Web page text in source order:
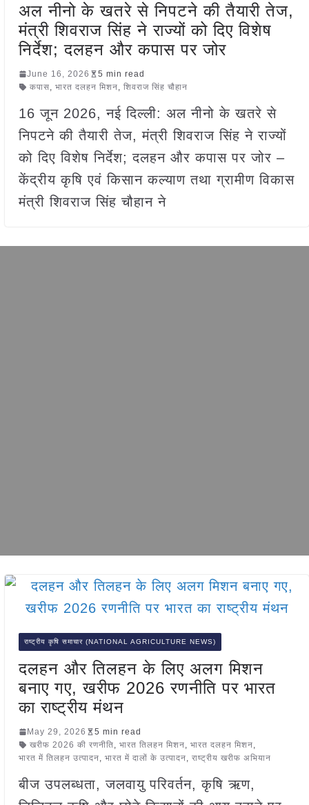
अल नीनो के खतरे से निपटने की तैयारी तेज,
मंत्री शिवराज सिंह ने राज्यों को दिए विशेष
निर्देश; दलहन और कपास पर जोर
June 16, 2026
5 min read
कपास, भारत दलहन मिशन, शिवराज सिंह चौहान
16 जून 2026, नई दिल्ली: अल नीनो के खतरे से
निपटने की तैयारी तेज, मंत्री शिवराज सिंह ने राज्यों
को दिए विशेष निर्देश; दलहन और कपास पर जोर –
केंद्रीय कृषि एवं किसान कल्याण तथा ग्रामीण विकास
मंत्री शिवराज सिंह चौहान ने
राष्ट्रीय कृषि समाचार (NATIONAL AGRICULTURE NEWS)
दलहन और तिलहन के लिए अलग मिशन
बनाए गए, खरीफ 2026 रणनीति पर भारत
का राष्ट्रीय मंथन
May 29, 2026
5 min read
खरीफ 2026 की रणनीति, भारत तिलहन मिशन, भारत दलहन मिशन,
भारत में तिलहन उत्पादन, भारत में दालों के उत्पादन, राष्ट्रीय खरीफ अभियान
बीज उपलब्धता, जलवायु परिवर्तन, कृषि ऋण,